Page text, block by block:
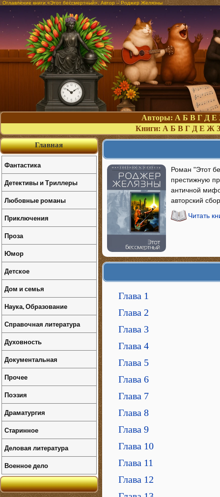
Оглавление книги «Этот бессмертный». Автор – Роджер Желязны
Авторы: А Б В Г Д Е
Книги: А Б В Г Д Е Ж З
Роман "Этот
престижную
античной
авторский
Читать
Глава 1
Глава 2
Глава 3
Глава 4
Глава 5
Глава 6
Глава 7
Глава 8
Глава 9
Глава 10
Глава 11
Глава 12
Главная
Фантастика
Детективы и Триллеры
Любовные романы
Приключения
Проза
Юмор
Детское
Дом и семья
Наука, Образование
Справочная литература
Духовность
Документальная
Прочее
Поэзия
Драматургия
Старинное
Деловая литература
Военное дело